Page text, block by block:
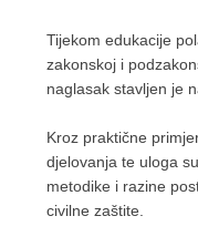
Tijekom edukacije
zakonskoj i
naglasak stavljen je
Kroz praktične
djelovanja te uloga
metodike i razine
civilne zaštite.